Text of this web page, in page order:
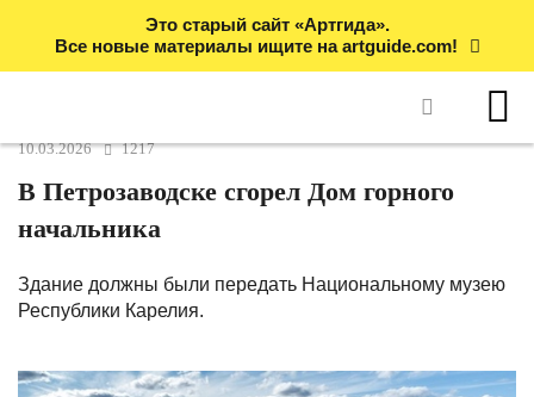
Это старый сайт «Артгида».
Все новые материалы ищите на artguide.com!
10.03.2026 1217
В Петрозаводске сгорел Дом горного
начальника
Здание должны были передать Национальному музею
Республики Карелия.